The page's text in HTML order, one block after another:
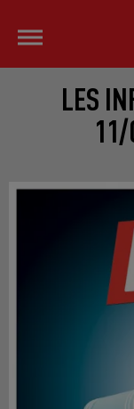
LES